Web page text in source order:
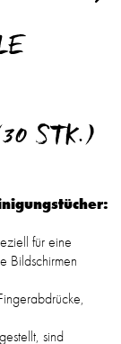
STK.)
für eine
Bildschirmen
sind